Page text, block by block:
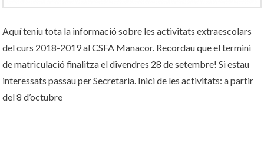
Aquí teniu tota la informació sobre les activitats extraescolars
del curs 2018-2019 al CSFA Manacor. Recordau que el termini
de matriculació finalitza el divendres 28 de setembre! Si estau
interessats passau per Secretaria. Inici de les activitats: a partir
del 8 d’octubre